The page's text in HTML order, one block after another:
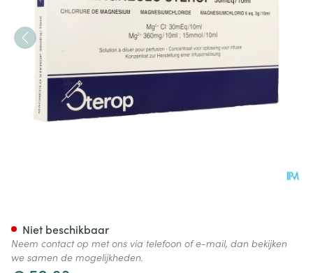
Niet beschikbaar
Neem contact op met ons via telefoon of e-mail, dan bekijken
we samen de mogelijkheden.